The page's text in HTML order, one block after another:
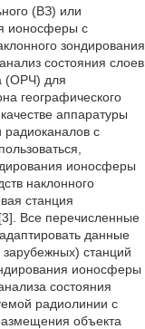
(ВЗ) или
ионосферы с
зондирования
состояния слоев
(ОРЧ) для
географического
аппаратуры
радиоканалов с
ионосферы
наклонного
станция
Все перечисленные
данные
станций
ионосферы
состояния
радиолинии с
объекта